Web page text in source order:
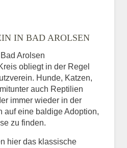
IN BAD AROLSEN
Arolsen
obliegt in der Regel
Hunde, Katzen,
auch Reptilien
immer wieder in der
auf eine baldige Adoption,
zu finden.
hier das klassische